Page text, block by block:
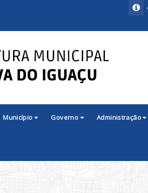
Município Governo Administração